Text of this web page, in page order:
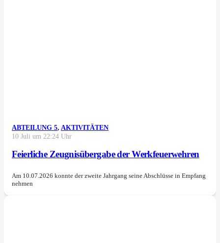
ABTEILUNG 5, AKTIVITÄTEN
10 Juli um 22:24 Uhr
Feierliche Zeugnisübergabe der Werkfeuerwehren
Am 10.07.2026 konnte der zweite Jahrgang seine Abschlüsse in Empfang
nehmen